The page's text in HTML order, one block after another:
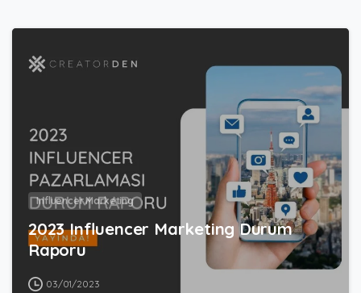
Influencer Marketing
2023 Influencer Marketing Durum
Raporu
03/01/2023